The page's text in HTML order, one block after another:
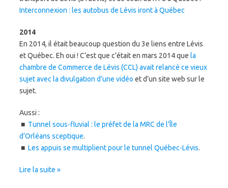
Interconnexion : les autobus de Lévis iront à Québec
2014
En 2014, il était beaucoup question du 3e liens entre Lévis
et Québec. Eh oui ! C’est que c’était en mars 2014 que la
chambre de Commerce de Lévis (CCL) avait relancé ce vieux
sujet avec la divulgation d’une vidéo et d’un site web sur le
sujet.
Aussi :
■ Tunnel sous-fluvial : le préfet de la MRC de l’Île
d’Orléans sceptique.
■ Les appuis se multiplient pour le tunnel Québec-Lévis.
Lire la suite »